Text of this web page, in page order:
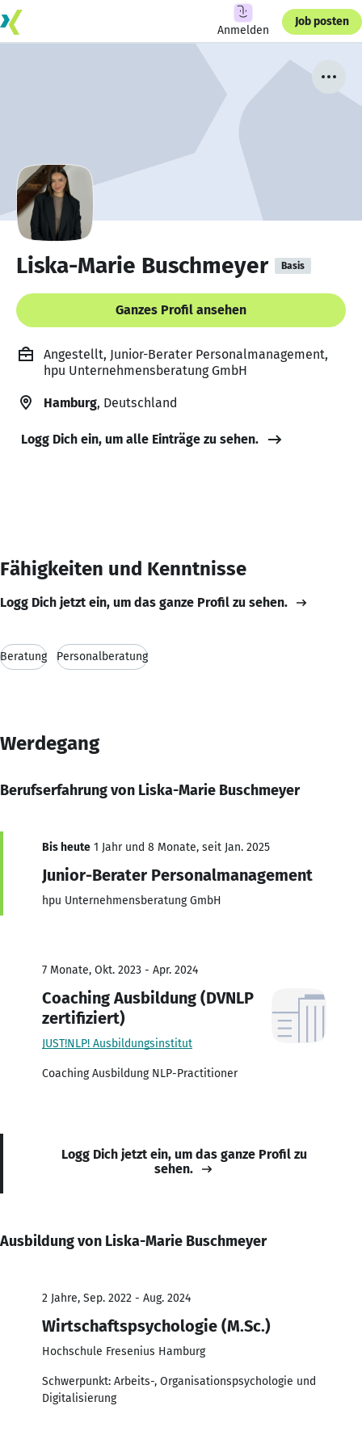
Anmelden
Job posten
Liska-Marie Buschmeyer Basis
Ganzes Profil ansehen
Angestellt, Junior-Berater Personalmanagement,
hpu Unternehmensberatung GmbH
Hamburg, Deutschland
Logg Dich ein, um alle Einträge zu sehen.
Fähigkeiten und Kenntnisse
Logg Dich jetzt ein, um das ganze Profil zu sehen.
Beratung Personalberatung
Werdegang
Berufserfahrung von Liska-Marie Buschmeyer
Bis heute 1 Jahr und 8 Monate, seit Jan. 2025
Junior-Berater Personalmanagement
hpu Unternehmensberatung GmbH
7 Monate, Okt. 2023 - Apr. 2024
Coaching Ausbildung (DVNLP
zertifiziert)
JUST!NLP! Ausbildungsinstitut
Coaching Ausbildung NLP-Practitioner
Logg Dich jetzt ein, um das ganze Profil zu
sehen.
Ausbildung von Liska-Marie Buschmeyer
2 Jahre, Sep. 2022 - Aug. 2024
Wirtschaftspsychologie (M.Sc.)
Hochschule Fresenius Hamburg
Schwerpunkt: Arbeits-, Organisationspsychologie und
Digitalisierung